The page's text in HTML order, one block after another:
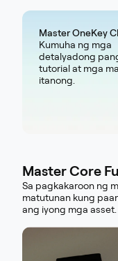
Master OneKey
Kumuha ng mga
detalyadong
tutorial at mga
itanong.
Master Core
Sa pagkakaroon ng
matutunan kung
ang iyong mga asset.